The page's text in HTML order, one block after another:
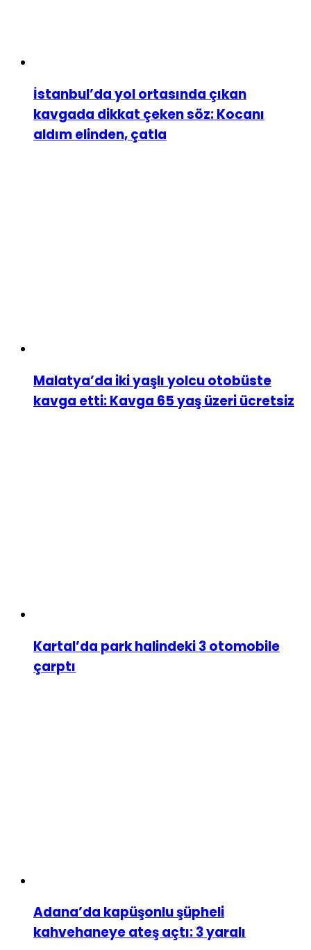
İstanbul’da yol ortasında çıkan
kavgada dikkat çeken söz: Kocanı
aldım elinden, çatla
Malatya’da iki yaşlı yolcu otobüste
kavga etti: Kavga 65 yaş üzeri ücretsiz
Kartal’da park halindeki 3 otomobile
çarptı
Adana’da kapüşonlu şüpheli
kahvehaneye ateş açtı: 3 yaralı